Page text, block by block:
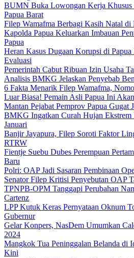
BUMN Buka Lowongan Kerja Khusus
Papua Barat
Filep Wamafma Berbagi Kasih Natal di
Kapolda Papua Keluarkan Imbauan
Papua
Heran Kasus Dugaan Korupsi di
Evaluasi
Pemerintah Cabut Ribuan Izin Usaha
Analisis BMKG Jelaskan Penyebab
6 Fakta Menarik Filep Wamafma,
Luar Biasa! Pemain Asli Papua Ini
Mantan Pejabat Pemprov Papua Gugat
BMKG Ingatkan Curah Hujan Ekstrem
Januari
Banjir Jayapura, Filep Soroti Faktor
RTRW
Fientje Suebu Dubes Perempuan
Baru
Polri: OAP Jadi Sasaran Pembinaan
Senator Filep Kritisi Penyebutan OAP
TPNPB-OPM Tanggapi Perubahan
Cartenz
LPP Kutuk Keras Pernyataan Oknum
Gubernur
Gelar Konpers, NasDem Umumkan
2024
Mangkok Tua Peninggalan Belanda di
Kini